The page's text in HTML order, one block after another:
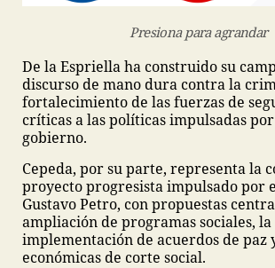
Presiona para agrandar
De la Espriella ha construido su
discurso de mano dura contra la
fortalecimiento de las fuerzas de
críticas a las políticas impulsadas
gobierno.
Cepeda, por su parte, representa la
proyecto progresista impulsado por
Gustavo Petro, con propuestas
ampliación de programas sociales, la
implementación de acuerdos de paz
económicas de corte social.